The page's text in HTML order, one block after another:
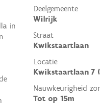
Deelgemeente
Wilrijk
Straat
Kwikstaartlaan
Locatie
Kwikstaartlaan 7
Nauwkeurigheid
Tot op 15m
in